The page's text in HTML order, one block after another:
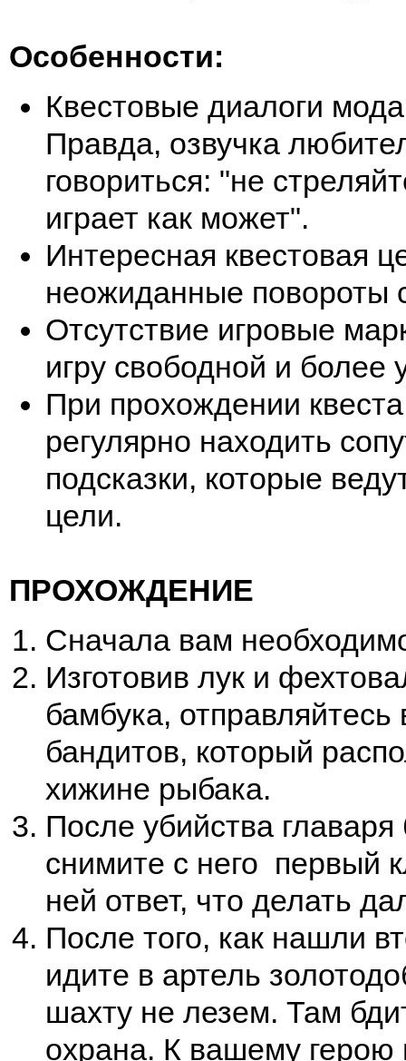
Особенности:
Квестовые диалоги
Правда, озвучка
говориться: "не
играет как может".
Интересная квестовая
неожиданные повороты
Отсутствие игровые
игру свободной и более
При прохождении
регулярно находить
подсказки, которые
цели.
ПРОХОЖДЕНИЕ
Сначала вам
Изготовив лук и
бамбука, отправляйтесь
бандитов, который
хижине рыбака.
После убийства главаря
снимите с него первый
ней ответ, что делать
После того, как нашли
идите в артель
шахту не лезем. Там
охрана. К вашему герою